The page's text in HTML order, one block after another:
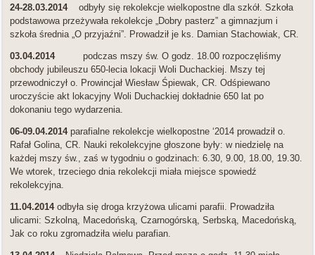
24-28.03.2014odbyły się rekolekcje wielkopostne dla szkół. Szkoła
podstawowa przeżywała rekolekcje „Dobry pasterz” a gimnazjum i
szkoła średnia „O przyjaźni”. Prowadził je ks. Damian Stachowiak, CR.
03.04.2014podczas mszy św. O godz. 18.00 rozpoczęliśmy
obchody jubileuszu 650-lecia lokacji Woli Duchackiej. Mszy tej
przewodniczył o. Prowincjał Wiesław Śpiewak, CR. Odśpiewano
uroczyście akt lokacyjny Woli Duchackiej dokładnie 650 lat po
dokonaniu tego wydarzenia.
06-09.04.2014parafialne rekolekcje wielkopostne ‘2014 prowadził o.
Rafał Golina, CR. Nauki rekolekcyjne głoszone były: w niedzielę na
każdej mszy św., zaś w tygodniu o godzinach: 6.30, 9.00, 18.00, 19.30.
We wtorek, trzeciego dnia rekolekcji miała miejsce spowiedź
rekolekcyjna.
11.04.2014odbyła się droga krzyżowa ulicami parafii. Prowadziła
ulicami: Szkolną, Macedońską, Czarnogórską, Serbską, Macedońską,
Jak co roku zgromadziła wielu parafian.